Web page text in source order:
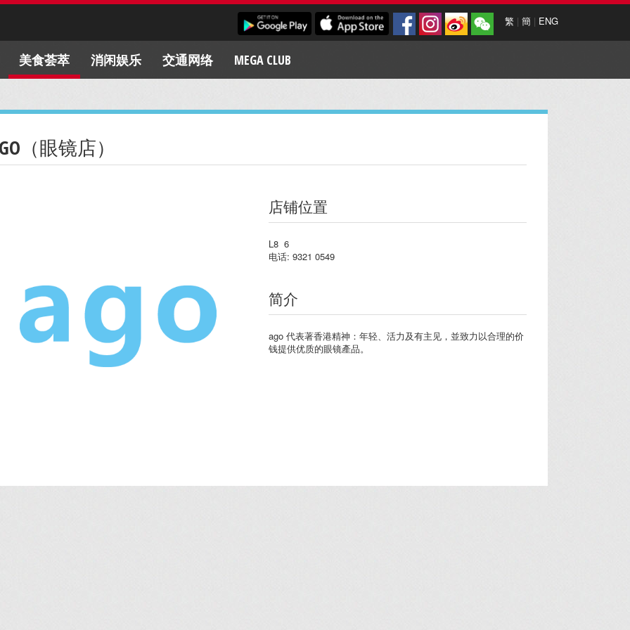
繁 | 簡 | ENG
美食荟萃 消闲娱乐 交通网络 MEGA CLUB
（眼镜店）
店铺位置
L8 6
电话: 9321 0549
简介
ago 代表著香港精神：年轻、活力及有主见，並致力以合理的价
钱提供优质的眼镜產品。